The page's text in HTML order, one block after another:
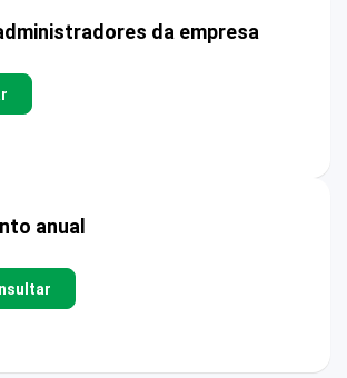
da empresa
anual